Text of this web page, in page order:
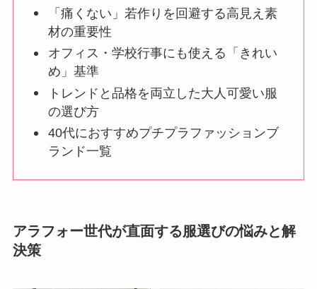
「痛くない」若作りを回避する高見え素
材の重要性
オフィス・学校行事にも使える「きれい
め」基準
トレンドと品格を両立した大人可愛い服
の選び方
40代におすすめプチプラファッションブ
ランド一覧
アラフォー世代が直面する服選びの悩みと解
決策